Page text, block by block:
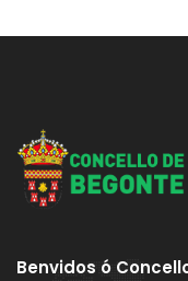
Benvidos ó